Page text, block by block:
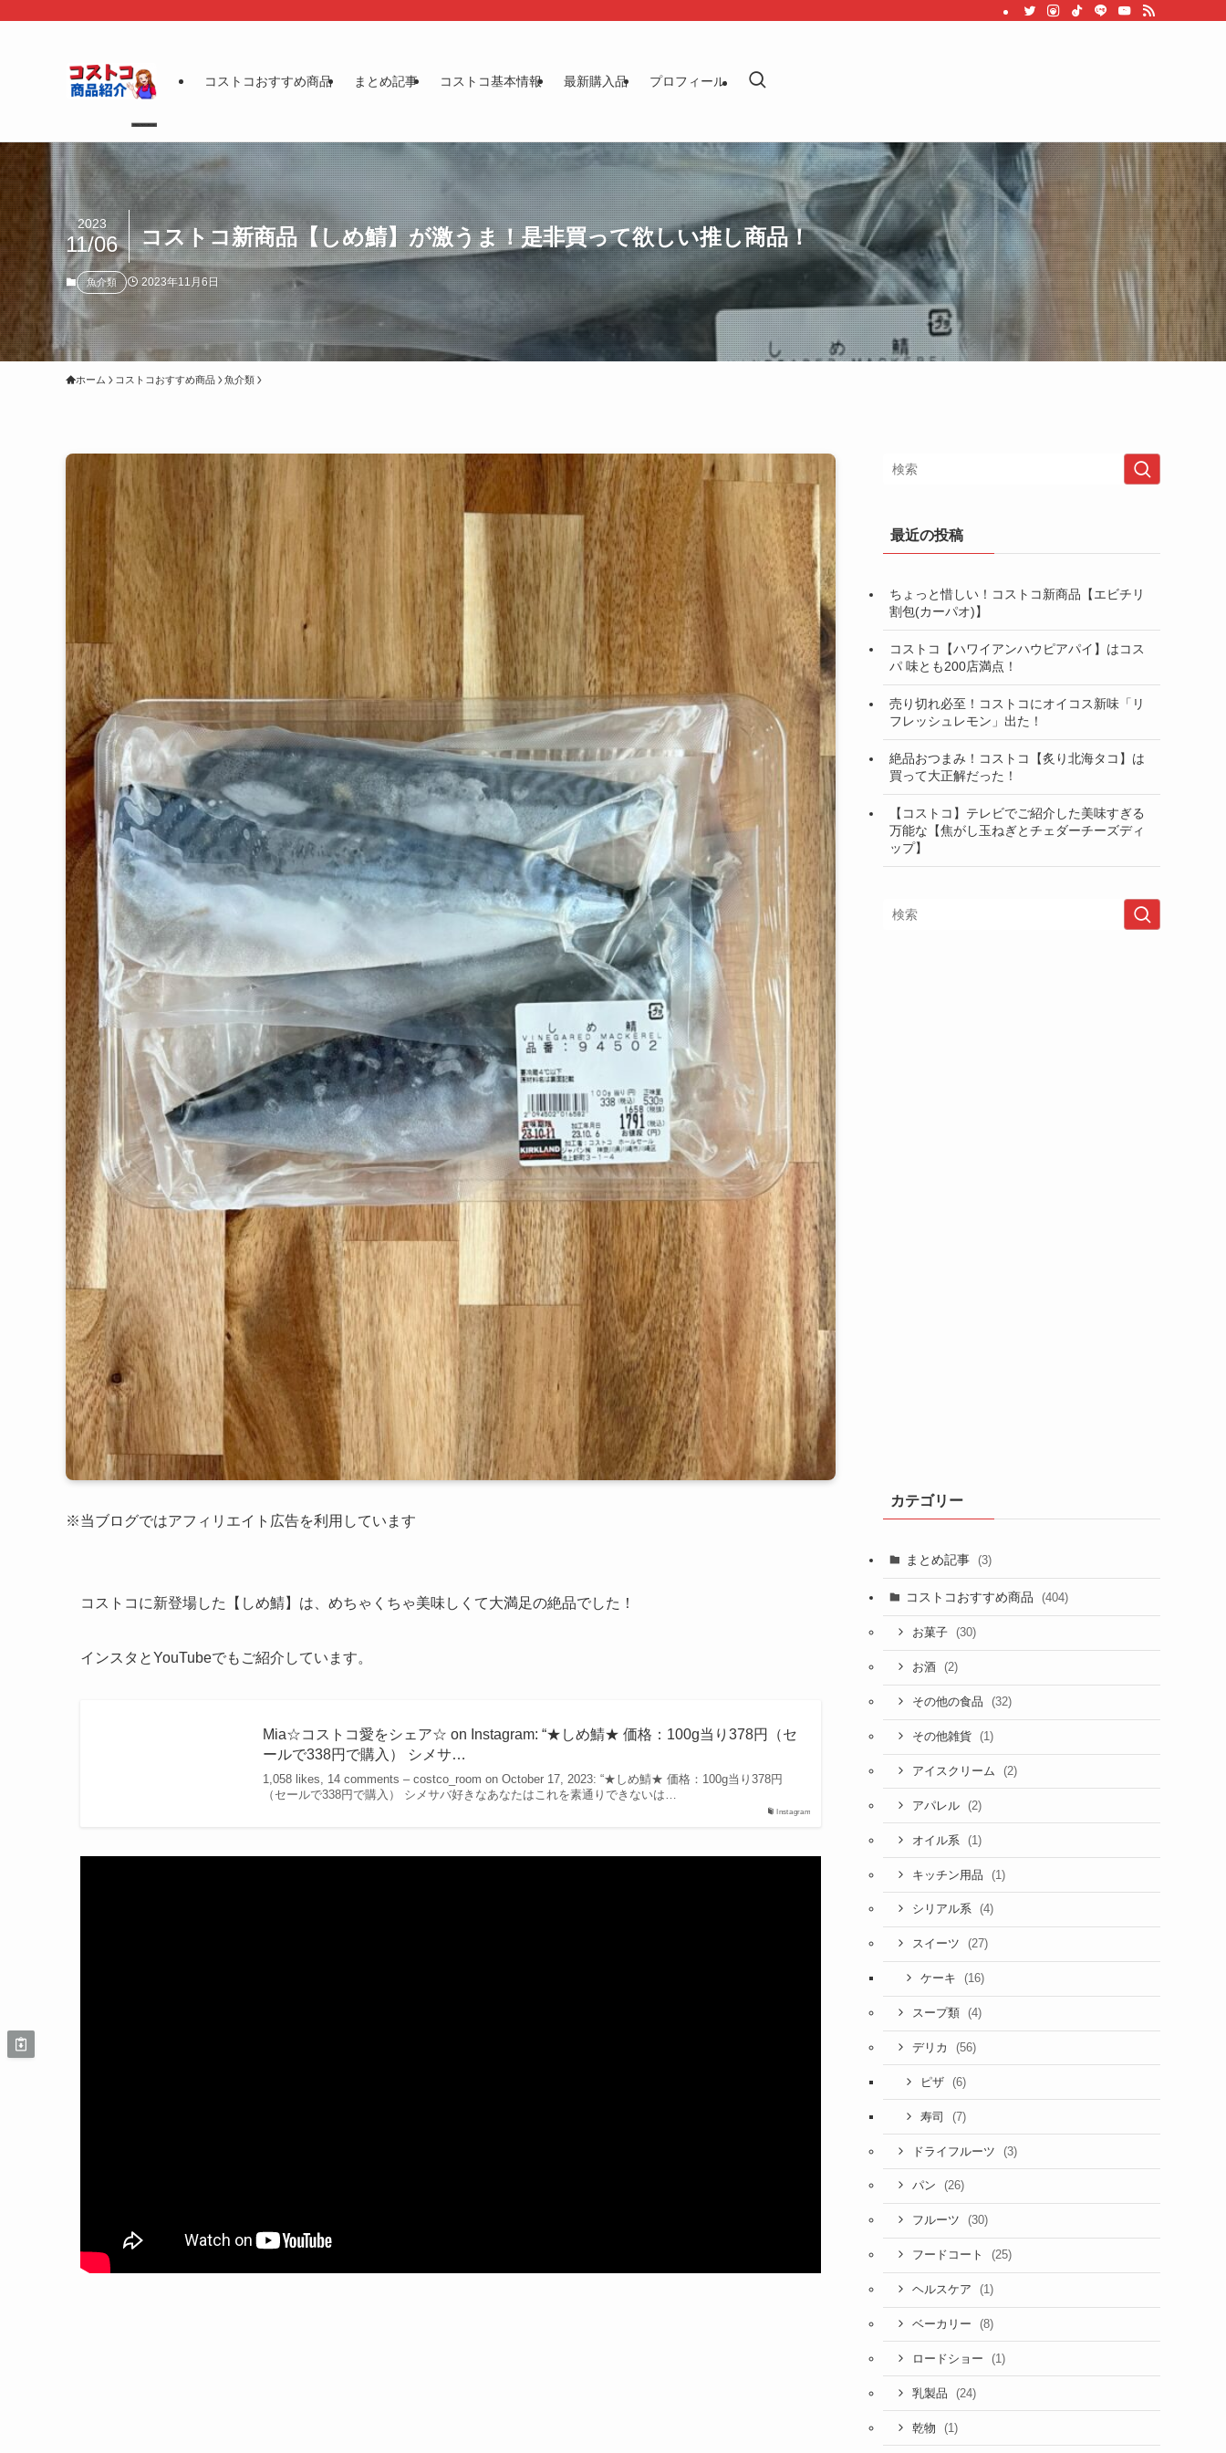
コストコおすすめ商品 まとめ記事 コストコ基本情報 最新購入品 プロフィール
コストコ新商品【しめ鯖】が激うま！是非買って欲しい推し商品！
2023
11/06
魚介類 2023年11月6日
ホーム コストコおすすめ商品 魚介類
※当ブログではアフィリエイト広告を利用しています
コストコに新登場した【しめ鯖】は、めちゃくちゃ美味しくて大満足の絶品でした！
インスタとYouTubeでもご紹介しています。
Instagram
Mia☆コストコ愛をシェア☆ on Instagram: “★しめ鯖★ 価格：100g当り378円（セ
ールで338円で購入） シメサ…
1,058 likes, 14 comments – costco_room on October 17, 2023: “★しめ鯖★ 価格：100g当り378円
（セールで338円で購入） シメサバ好きなあなたはこれを素通りできないは…
最近の投稿
ちょっと惜しい！コストコ新商品【エビチリ
割包(カーパオ)】
コストコ【ハワイアンハウピアパイ】はコス
パ 味とも200店満点！
売り切れ必至！コストコにオイコス新味「リ
フレッシュレモン」出た！
絶品おつまみ！コストコ【炙り北海タコ】は
買って大正解だった！
【コストコ】テレビでご紹介した美味すぎる
万能な【焦がし玉ねぎとチェダーチーズディ
ップ】
カテゴリー
まとめ記事 (3)
コストコおすすめ商品 (404)
お菓子 (30)
お酒 (2)
その他の食品 (32)
その他雑貨 (1)
アイスクリーム (2)
アパレル (2)
オイル系 (1)
キッチン用品 (1)
シリアル系 (4)
スイーツ (27)
ケーキ (16)
スープ類 (4)
デリカ (56)
ピザ (6)
寿司 (7)
ドライフルーツ (3)
パン (26)
フルーツ (30)
フードコート (25)
ヘルスケア (1)
ベーカリー (8)
ロードショー (1)
乳製品 (24)
乾物 (1)